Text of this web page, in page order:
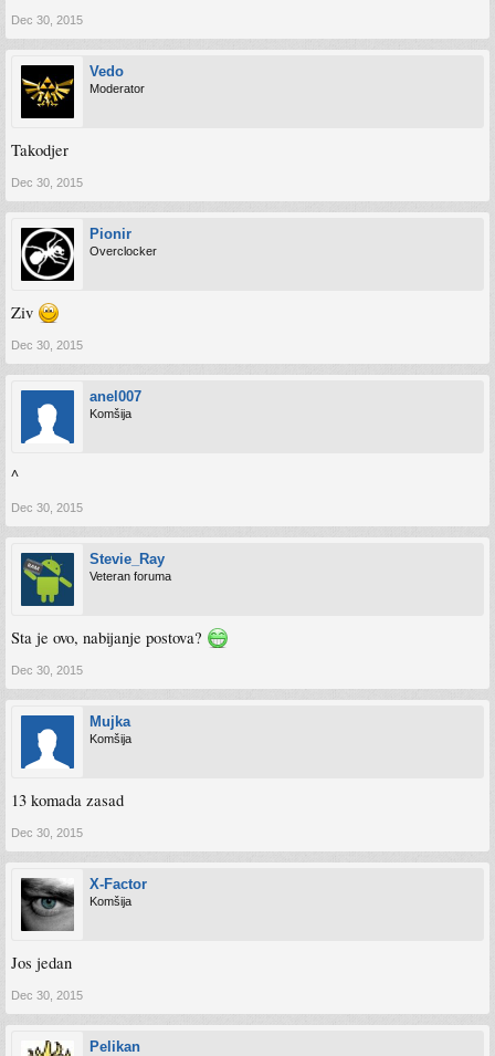
Dec 30, 2015
Vedo
Moderator
Takodjer
Dec 30, 2015
Pionir
Overclocker
Ziv
Dec 30, 2015
anel007
Komšija
^
Dec 30, 2015
Stevie_Ray
Veteran foruma
Sta je ovo, nabijanje postova?
Dec 30, 2015
Mujka
Komšija
13 komada zasad
Dec 30, 2015
X-Factor
Komšija
Jos jedan
Dec 30, 2015
Pelikan